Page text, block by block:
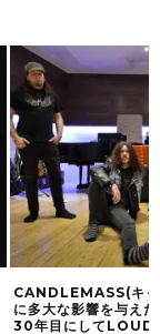
CANDLEMASS(キャ
に多大な影響を与え
30年目にしてLOUD